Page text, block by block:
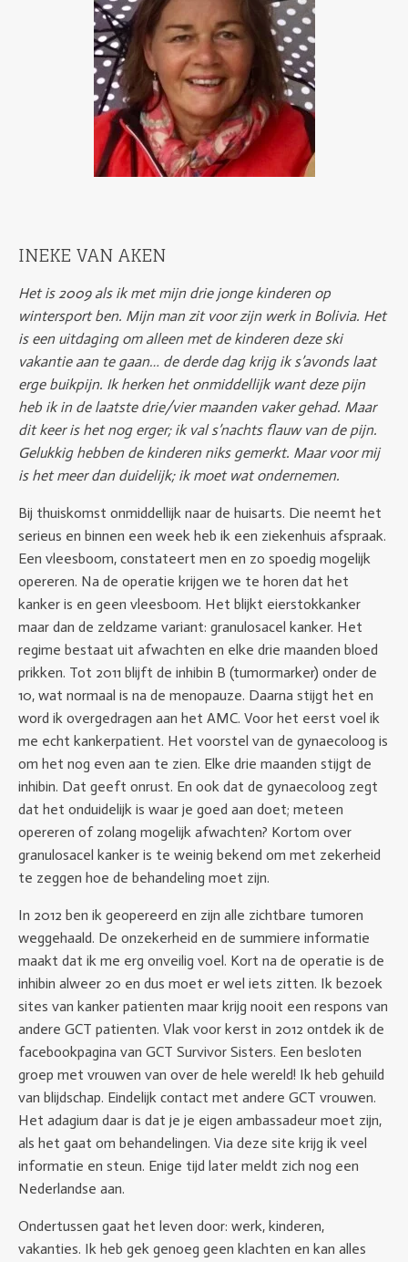
INEKE VAN AKEN
Het is 2009 als ik met mijn drie jonge kinderen op
wintersport ben. Mijn man zit voor zijn werk in Bolivia. Het
is een uitdaging om alleen met de kinderen deze ski
vakantie aan te gaan… de derde dag krijg ik s’avonds laat
erge buikpijn. Ik herken het onmiddellijk want deze pijn
heb ik in de laatste drie/vier maanden vaker gehad. Maar
dit keer is het nog erger; ik val s’nachts flauw van de pijn.
Gelukkig hebben de kinderen niks gemerkt. Maar voor mij
is het meer dan duidelijk; ik moet wat ondernemen.
Bij thuiskomst onmiddellijk naar de huisarts. Die neemt het
serieus en binnen een week heb ik een ziekenhuis afspraak.
Een vleesboom, constateert men en zo spoedig mogelijk
opereren. Na de operatie krijgen we te horen dat het
kanker is en geen vleesboom. Het blijkt eierstokkanker
maar dan de zeldzame variant: granulosacel kanker. Het
regime bestaat uit afwachten en elke drie maanden bloed
prikken. Tot 2011 blijft de inhibin B (tumormarker) onder de
10, wat normaal is na de menopauze. Daarna stijgt het en
word ik overgedragen aan het AMC. Voor het eerst voel ik
me echt kankerpatient. Het voorstel van de gynaecoloog is
om het nog even aan te zien. Elke drie maanden stijgt de
inhibin. Dat geeft onrust. En ook dat de gynaecoloog zegt
dat het onduidelijk is waar je goed aan doet; meteen
opereren of zolang mogelijk afwachten? Kortom over
granulosacel kanker is te weinig bekend om met zekerheid
te zeggen hoe de behandeling moet zijn.
In 2012 ben ik geopereerd en zijn alle zichtbare tumoren
weggehaald. De onzekerheid en de summiere informatie
maakt dat ik me erg onveilig voel. Kort na de operatie is de
inhibin alweer 20 en dus moet er wel iets zitten. Ik bezoek
sites van kanker patienten maar krijg nooit een respons van
andere GCT patienten. Vlak voor kerst in 2012 ontdek ik de
facebookpagina van GCT Survivor Sisters. Een besloten
groep met vrouwen van over de hele wereld! Ik heb gehuild
van blijdschap. Eindelijk contact met andere GCT vrouwen.
Het adagium daar is dat je je eigen ambassadeur moet zijn,
als het gaat om behandelingen. Via deze site krijg ik veel
informatie en steun. Enige tijd later meldt zich nog een
Nederlandse aan.
Ondertussen gaat het leven door: werk, kinderen,
vakanties. Ik heb gek genoeg geen klachten en kan alles